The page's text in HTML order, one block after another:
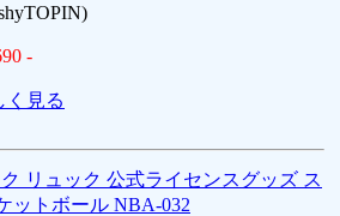
-
く見る
リュック 公式ライセンスグッズ ス
トボール NBA-032